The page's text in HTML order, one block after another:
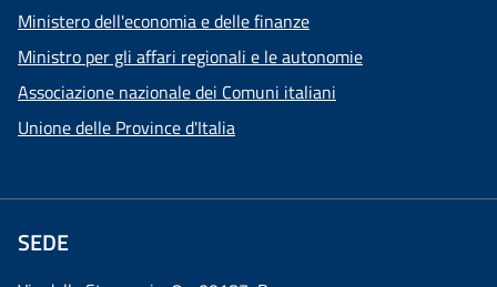
Ministero dell'economia e delle finanze
Ministro per gli affari regionali e le autonomie
Associazione nazionale dei Comuni italiani
Unione delle Province d'Italia
SEDE